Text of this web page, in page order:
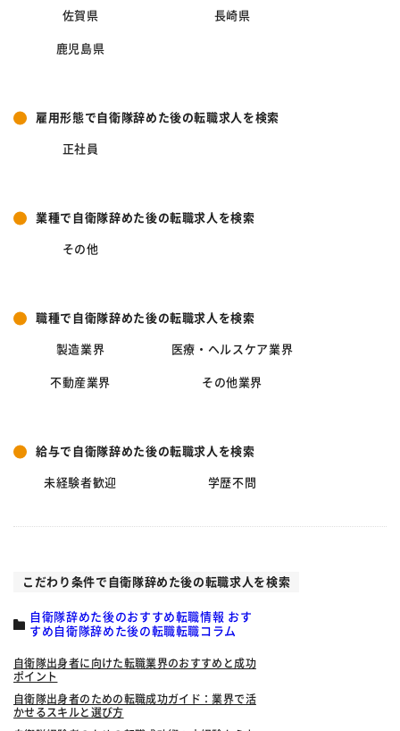
佐賀県 長崎県
鹿児島県
雇用形態で自衛隊辞めた後の転職求人を検索
正社員
業種で自衛隊辞めた後の転職求人を検索
その他
職種で自衛隊辞めた後の転職求人を検索
製造業界 医療・ヘルスケア業界
不動産業界 その他業界
給与で自衛隊辞めた後の転職求人を検索
未経験者歓迎 学歴不問
こだわり条件で自衛隊辞めた後の転職求人を検索
自衛隊辞めた後のおすすめ転職情報 おす
すめ自衛隊辞めた後の転職転職コラム
自衛隊出身者に向けた転職業界のおすすめと成功
ポイント
自衛隊出身者のための転職成功ガイド：業界で活
かせるスキルと選び方